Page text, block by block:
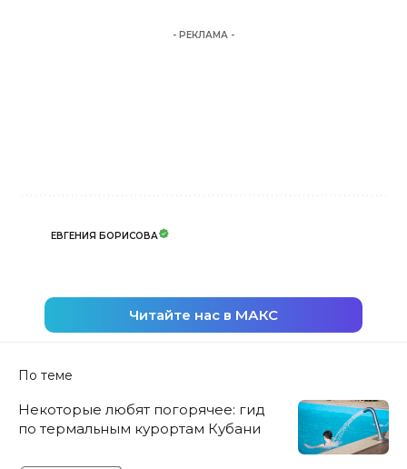
- РЕКЛАМА -
ЕВГЕНИЯ БОРИСОВА
Читайте нас в МАКС
По теме
Некоторые любят погорячее: гид
по термальным курортам Кубани